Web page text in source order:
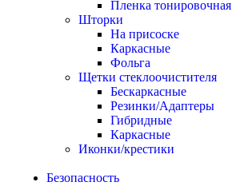
Пленка тонировочная
Шторки
На присоске
Каркасные
Фольга
Щетки стеклоочистителя
Бескаркасные
Резинки/Адаптеры
Гибридные
Каркасные
Иконки/крестики
Безопасность